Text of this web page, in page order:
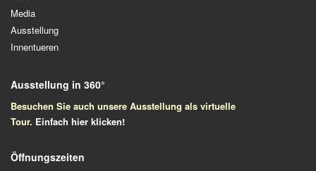
Media
Ausstellung
Innentueren
Ausstellung in 360°
Besuchen Sie auch unsere Ausstellung als virtuelle
Tour. Einfach hier klicken!
Öffnungszeiten